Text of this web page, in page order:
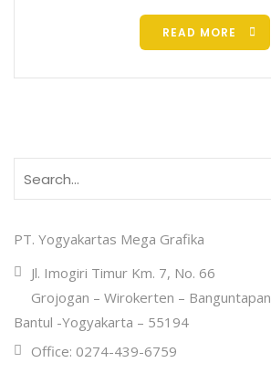
READ MORE
PT. Yogyakartas Mega Grafika
Jl. Imogiri Timur Km. 7, No. 66
Grojogan – Wirokerten – Banguntapan
Bantul -Yogyakarta – 55194
Office: 0274-439-6759